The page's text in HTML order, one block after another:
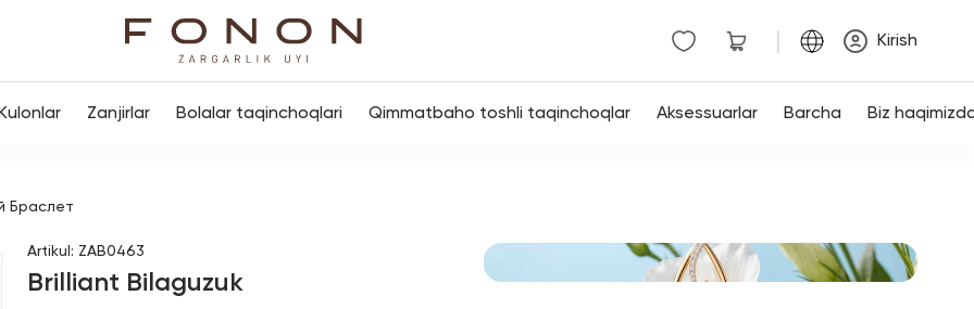
Kirish
Kulonlar Zanjirlar Bolalar taqinchoqlari Qimmatbaho toshli taqinchoqlar Aksessuarlar Barcha Biz
Браслет
Artikul : ZAB0463
Brilliant Bilaguzuk